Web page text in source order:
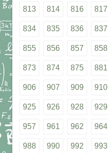
813 814 816 817
834 835 836 837
855 856 857 858
873 874 875 881
906 907 909 910
925 926 928 929
957 961 962 964
988 990 992 993